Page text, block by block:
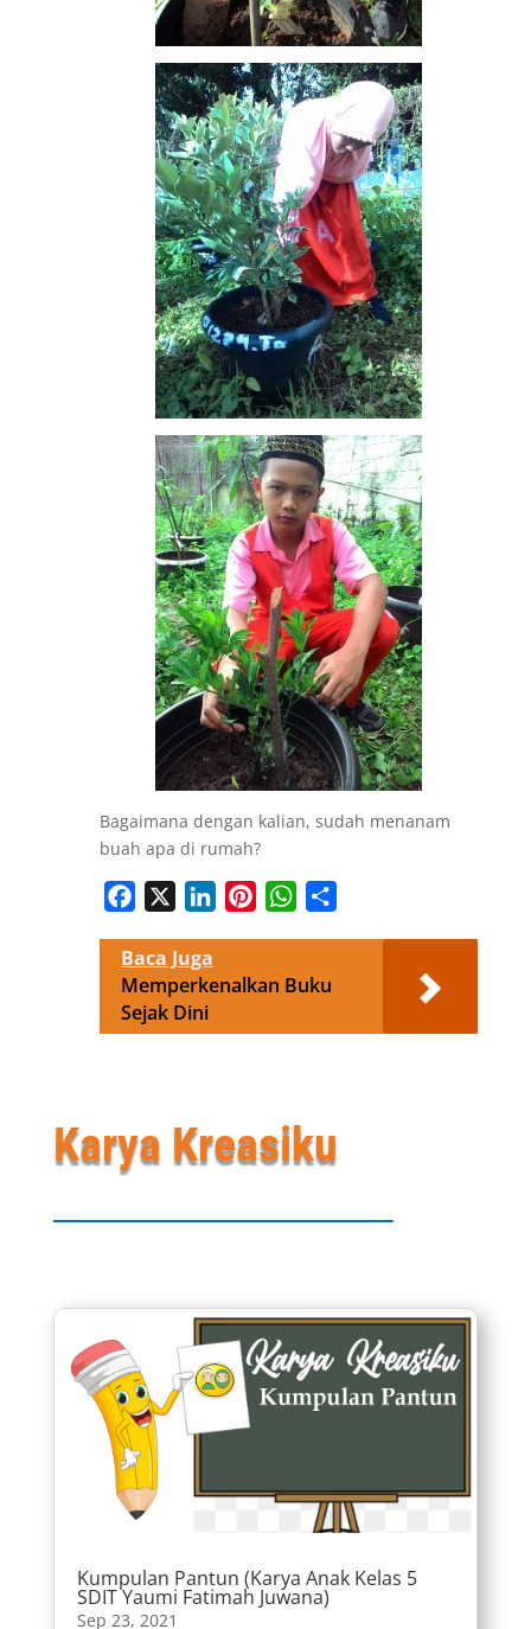
Bagaimana dengan kalian, sudah menanam
buah apa di rumah?
Facebook LinkedInPinterestWhatsApp
Baca Juga
Memperkenalkan Buku
Sejak Dini
Karya Kreasiku
Kumpulan Pantun (Karya Anak Kelas 5
SDIT Yaumi Fatimah Juwana)
Sep 23, 2021